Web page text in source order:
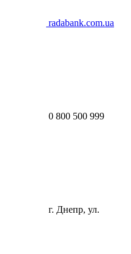
radabank.com.ua
0 800 500 999
г. Днепр, ул.